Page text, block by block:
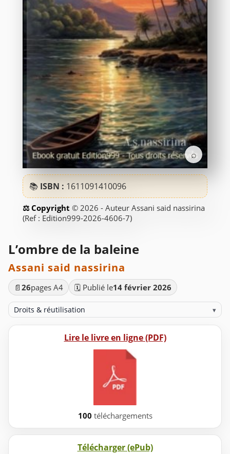
⌕
📚 ISBN : 1611091410096
© 2026 - Auteur Assani said nassirina
(Ref : Edition999-2026-4606-7)
L’ombre de la baleine
Assani said nassirina
📄 26pages A4 🗓️ Publié le14 février 2026
Droits & réutilisation ▾
Lire le livre en ligne (PDF)
100 téléchargements
Télécharger (ePub)